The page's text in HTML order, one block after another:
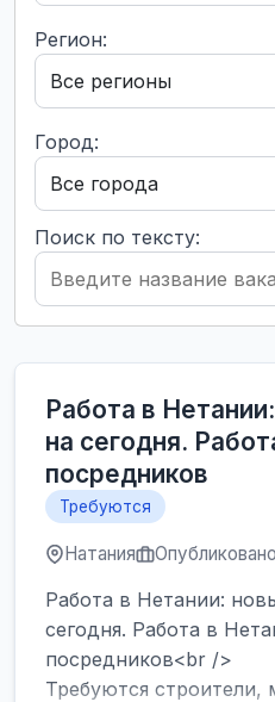
Регион:
Город:
Поиск по тексту:
Работа в
на сегодня.
посредников
Требуются
Натания
Работа в Нетании:
сегодня. Работа в
посредников<br />
Требуются строители,